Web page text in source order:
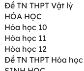
Đề TN THPT Vật lý
HÓA HỌC
Hóa học 10
Hóa học 11
Hóa học 12
Đề TN THPT Hóa học